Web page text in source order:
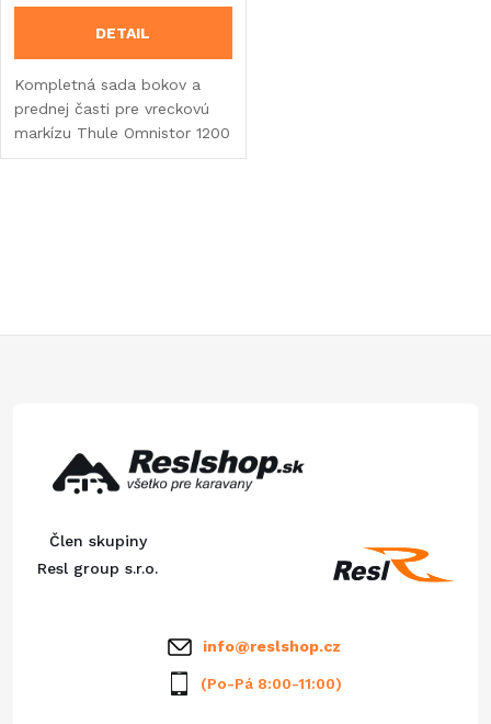
DETAIL
Kompletná sada bokov a
prednej časti pre vreckovú
markízu Thule Omnistor 1200
- šírka 500 cm.
Člen skupiny
Resl group s.r.o.
info@reslshop.cz
(Po-Pá 8:00-11:00)